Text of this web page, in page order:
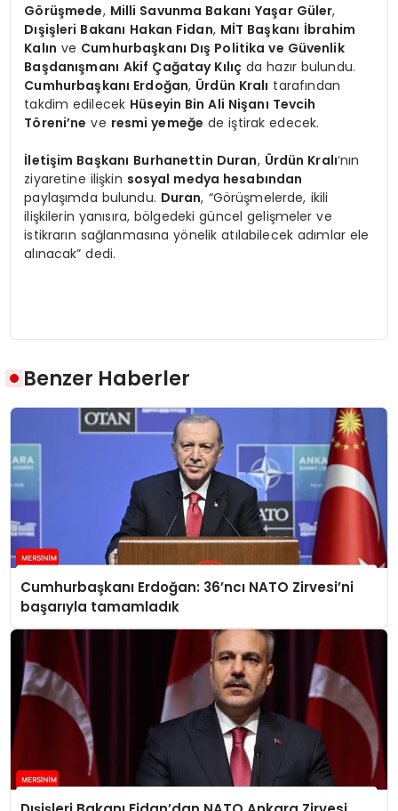
Görüşmede, Milli Savunma Bakanı Yaşar Güler,
Dışişleri Bakanı Hakan Fidan, MİT Başkanı İbrahim
Kalın ve Cumhurbaşkanı Dış Politika ve Güvenlik
Başdanışmanı Akif Çağatay Kılıç da hazır bulundu.
Cumhurbaşkanı Erdoğan, Ürdün Kralı tarafından
takdim edilecek Hüseyin Bin Ali Nişanı Tevcih
Töreni’ne ve resmi yemeğe de iştirak edecek.
İletişim Başkanı Burhanettin Duran, Ürdün Kralı‘nın
ziyaretine ilişkin sosyal medya hesabından
paylaşımda bulundu. Duran, “Görüşmelerde, ikili
ilişkilerin yanısıra, bölgedeki güncel gelişmeler ve
istikrarın sağlanmasına yönelik atılabilecek adımlar ele
alınacak” dedi.
Benzer Haberler
Cumhurbaşkanı Erdoğan: 36’ncı NATO Zirvesi’ni
başarıyla tamamladık